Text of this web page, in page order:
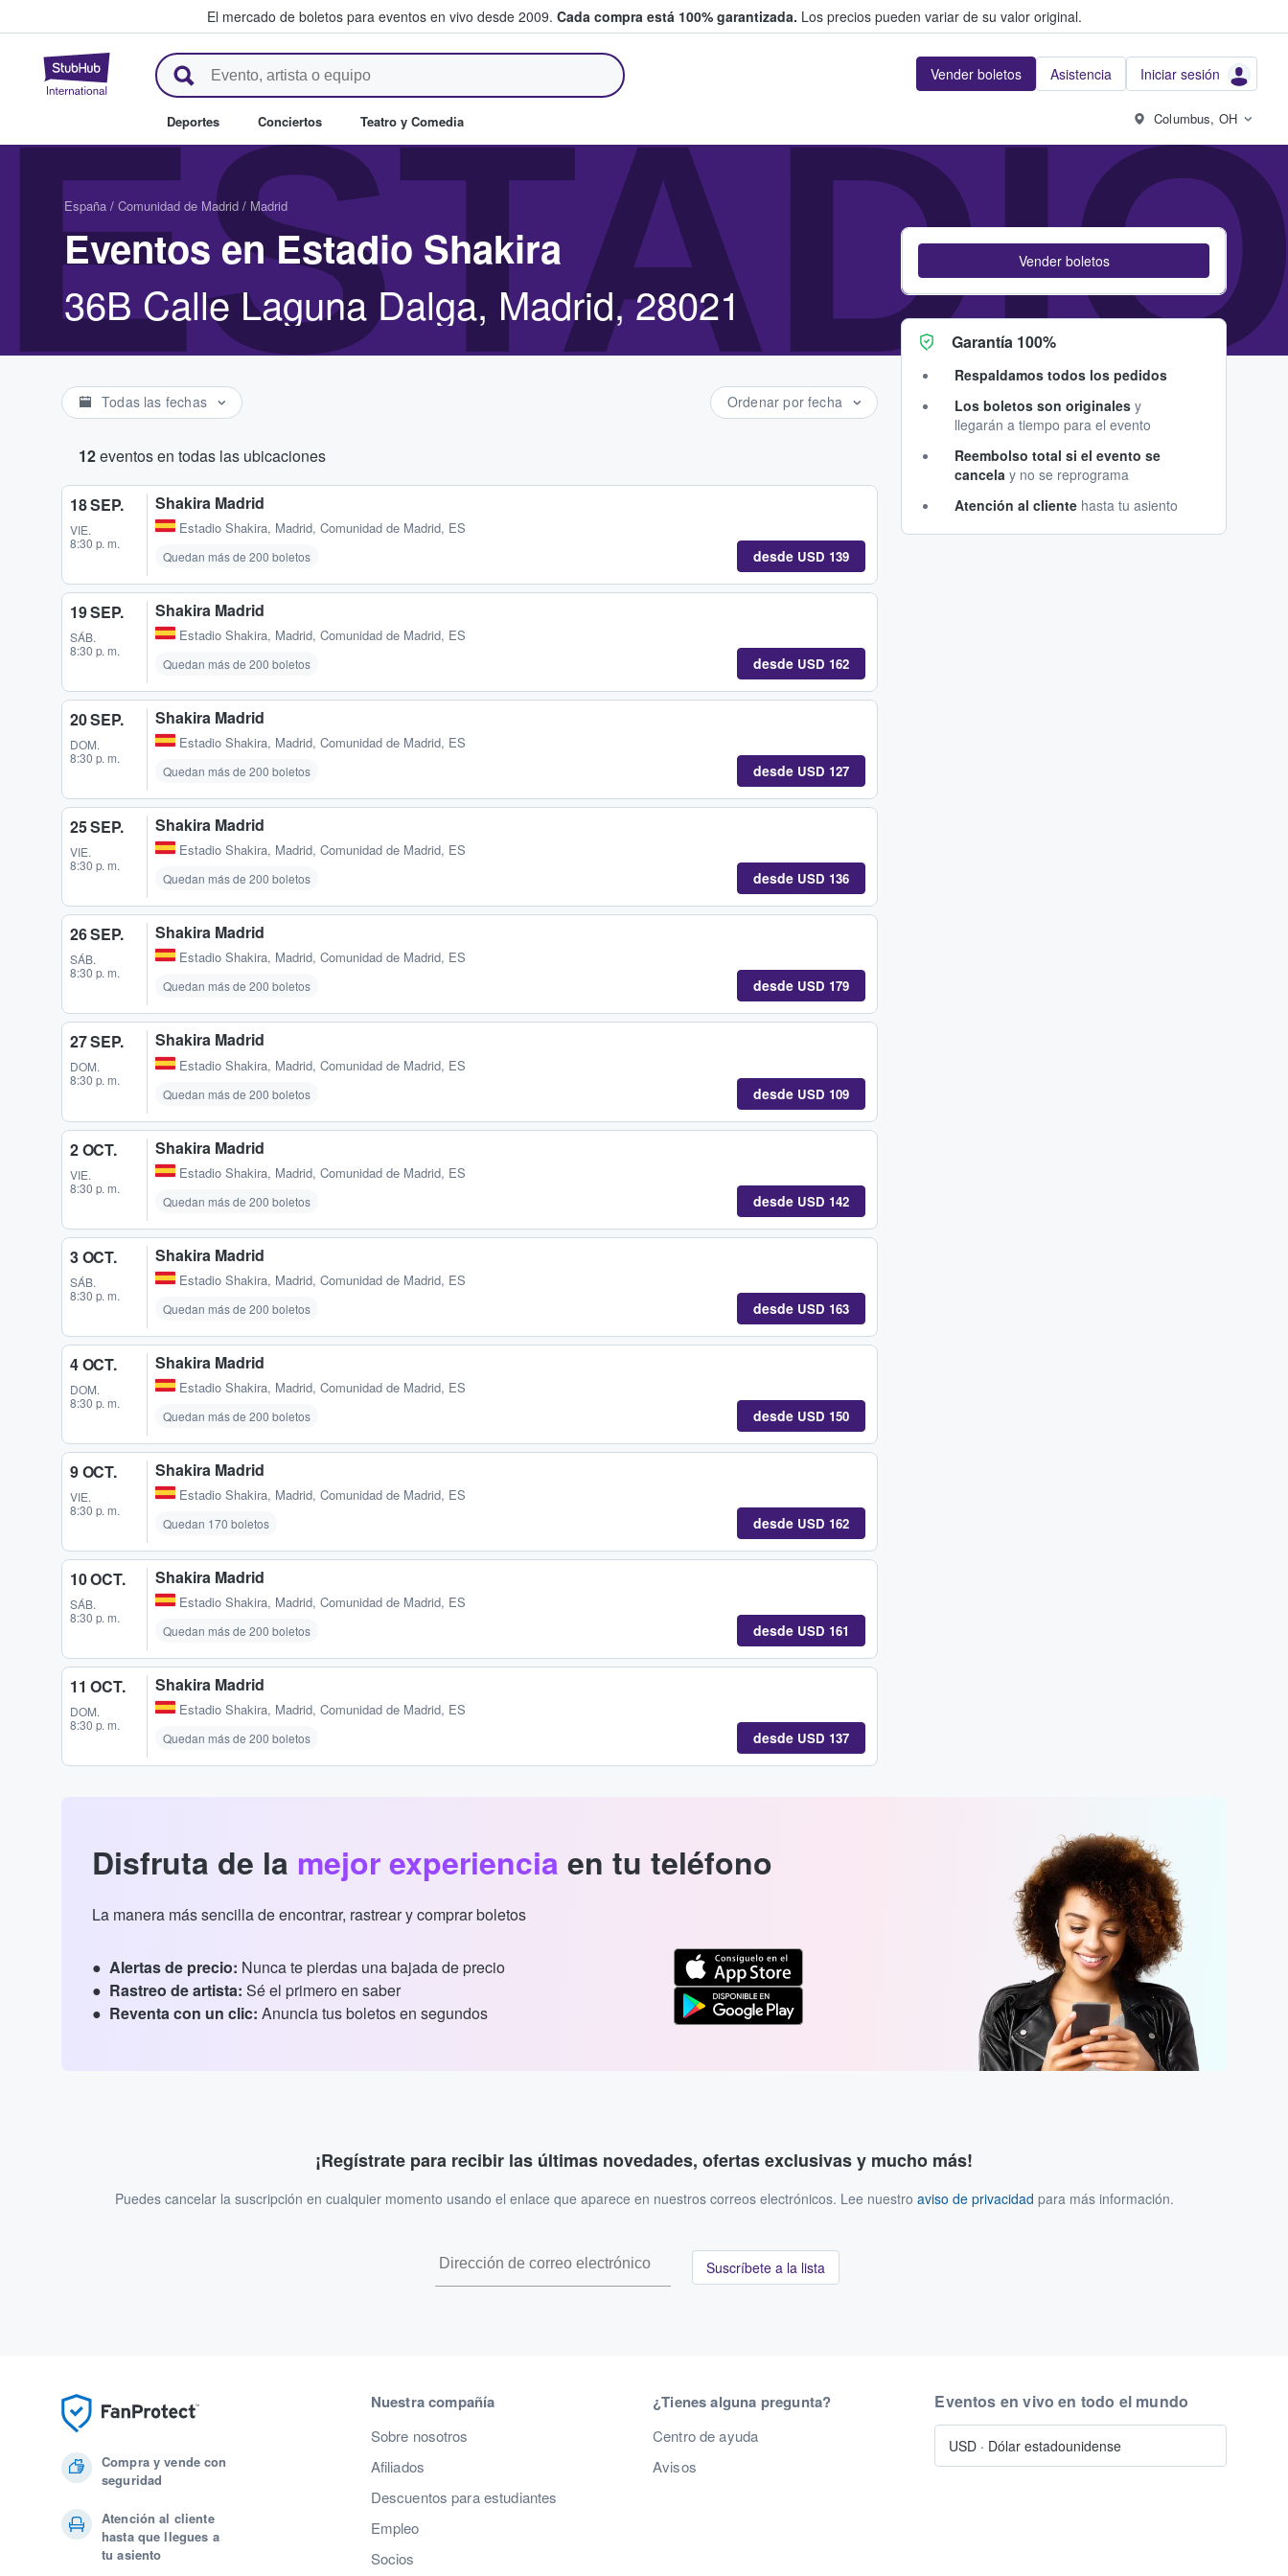
El mercado de boletos para eventos en vivo desde 2009. Cada compra está 100% garantizada. Los precios pueden variar de su valor original.
StubHub: donde los fans compran y venden boletos Vender boletos Asistencia Iniciar sesión
Deportes Conciertos Teatro y Comedia Columbus, OH
España / Comunidad de Madrid / Madrid
Eventos en Estadio Shakira
36B Calle Laguna Dalga, Madrid, 28021
Todas las fechas Ordenar por fecha
12eventos en todas las ubicaciones
18 SEP.
VIE.
8:30 p. m.
Shakira Madrid
Estadio Shakira, Madrid, Comunidad de Madrid, ES
Quedan más de 200 boletos desde USD 139
19 SEP.
SÁB.
8:30 p. m.
Shakira Madrid
Estadio Shakira, Madrid, Comunidad de Madrid, ES
Quedan más de 200 boletos desde USD 162
20 SEP.
DOM.
8:30 p. m.
Shakira Madrid
Estadio Shakira, Madrid, Comunidad de Madrid, ES
Quedan más de 200 boletos desde USD 127
25 SEP.
VIE.
8:30 p. m.
Shakira Madrid
Estadio Shakira, Madrid, Comunidad de Madrid, ES
Quedan más de 200 boletos desde USD 136
26 SEP.
SÁB.
8:30 p. m.
Shakira Madrid
Estadio Shakira, Madrid, Comunidad de Madrid, ES
Quedan más de 200 boletos desde USD 179
27 SEP.
DOM.
8:30 p. m.
Shakira Madrid
Estadio Shakira, Madrid, Comunidad de Madrid, ES
Quedan más de 200 boletos desde USD 109
2 OCT.
VIE.
8:30 p. m.
Shakira Madrid
Estadio Shakira, Madrid, Comunidad de Madrid, ES
Quedan más de 200 boletos desde USD 142
3 OCT.
SÁB.
8:30 p. m.
Shakira Madrid
Estadio Shakira, Madrid, Comunidad de Madrid, ES
Quedan más de 200 boletos desde USD 163
4 OCT.
DOM.
8:30 p. m.
Shakira Madrid
Estadio Shakira, Madrid, Comunidad de Madrid, ES
Quedan más de 200 boletos desde USD 150
9 OCT.
VIE.
8:30 p. m.
Shakira Madrid
Estadio Shakira, Madrid, Comunidad de Madrid, ES
Quedan 170 boletos desde USD 162
10 OCT.
SÁB.
8:30 p. m.
Shakira Madrid
Estadio Shakira, Madrid, Comunidad de Madrid, ES
Quedan más de 200 boletos desde USD 161
11 OCT.
DOM.
8:30 p. m.
Shakira Madrid
Estadio Shakira, Madrid, Comunidad de Madrid, ES
Quedan más de 200 boletos desde USD 137
Vender boletos
Garantía 100%
Respaldamos todos los pedidos
Los boletos son originales y
llegarán a tiempo para el evento
Reembolso total si el evento se
cancela y no se reprograma
Atención al cliente hasta tu asiento
Disfruta de la mejor experiencia en tu teléfono
La manera más sencilla de encontrar, rastrear y comprar boletos
Alertas de precio: Nunca te pierdas una bajada de precio
Rastreo de artista: Sé el primero en saber
Reventa con un clic: Anuncia tus boletos en segundos
¡Regístrate para recibir las últimas novedades, ofertas exclusivas y mucho más!
Puedes cancelar la suscripción en cualquier momento usando el enlace que aparece en nuestros correos electrónicos. Lee nuestro aviso de privacidad para más información.
Suscríbete a la lista
Compra y vende con
seguridad
Atención al cliente
hasta que llegues a
tu asiento
Nuestra compañía
Sobre nosotros
Afiliados
Descuentos para estudiantes
Empleo
Socios
¿Tienes alguna pregunta?
Centro de ayuda
Avisos
Eventos en vivo en todo el mundo
USD · Dólar estadounidense